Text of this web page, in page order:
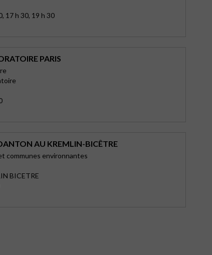
17 h 30, 19 h 30
PARIS
AU KREMLIN-BICÊTRE
communes environnantes
BICETRE